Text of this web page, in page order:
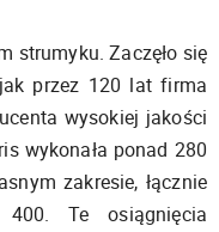
strumyku. Zaczęło się
przez 120 lat firma
wysokiej jakości
wykonała ponad 280
zakresie, łącznie
Te osiągnięcia